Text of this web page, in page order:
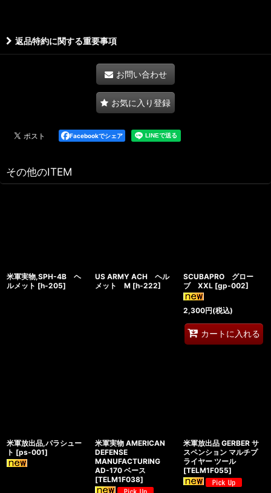
返品特約に関する重要事項
お問い合わせ
お気に入り登録
Facebookでシェア
その他のITEM
米軍実物,SPH-4B ヘ
ルメット [h-205]
US ARMY ACH ヘル
メット M [h-222]
SCUBAPRO グロー
ブ XXL [gp-002]
2,300円(税込)
カートに入れる
米軍放出品,パラシュー
ト [ps-001]
米軍実物 AMERICAN
DEFENSE
MANUFACTURING
AD-170 ベース
[TELM1F038]
米軍放出品 GERBER サ
スペンション マルチプ
ライヤー ツール
[TELM1F055]